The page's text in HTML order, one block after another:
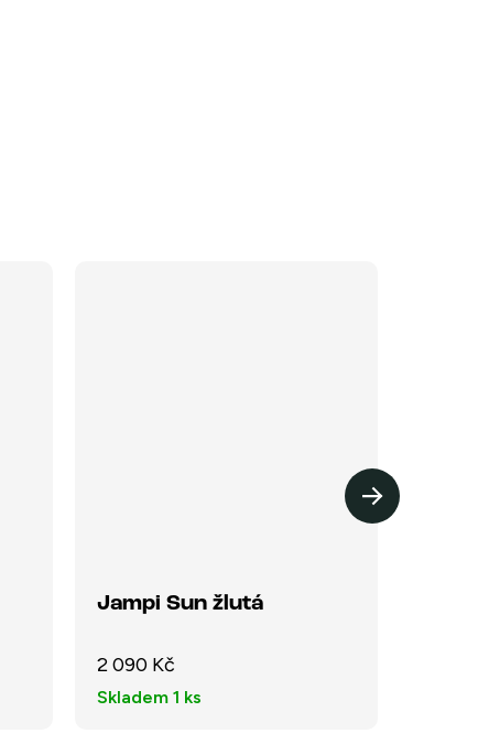
Jampi Sun žlutá
2 090 Kč
Skladem 1 ks